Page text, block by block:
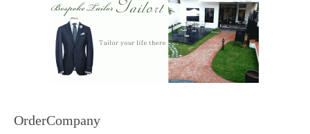
OrderCompany